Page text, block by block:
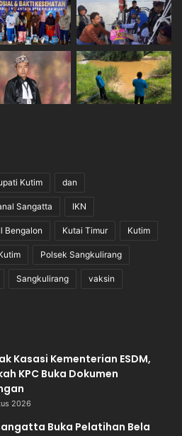
Kutim dan
Sangatta IKN
Bengalon Kutai Timur Kutim
Polsek Sangkulirang
Sangkulirang vaksin
Kasasi Kementerian ESDM,
KPC Buka Dokumen
2026
Buka Pelatihan Bela